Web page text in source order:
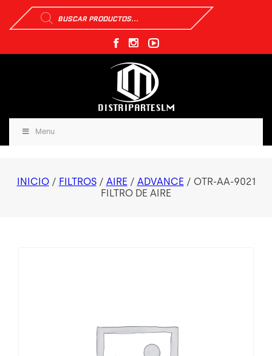
Búsqueda
de
productos
Menu
INICIO/ FILTROS/ AIRE/ ADVANCE/ OTR-AA-9021
FILTRO DE AIRE